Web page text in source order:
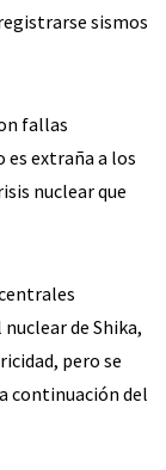
sismos
fallas
es extraña a los
nuclear que
de Shika,
pero se
continuación del